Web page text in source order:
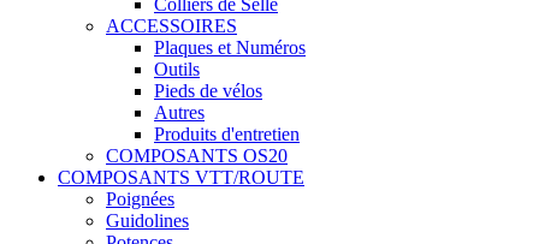
Colliers de Selle
ACCESSOIRES
Plaques et Numéros
Outils
Pieds de vélos
Autres
Produits d'entretien
COMPOSANTS OS20
COMPOSANTS VTT/ROUTE
Poignées
Guidolines